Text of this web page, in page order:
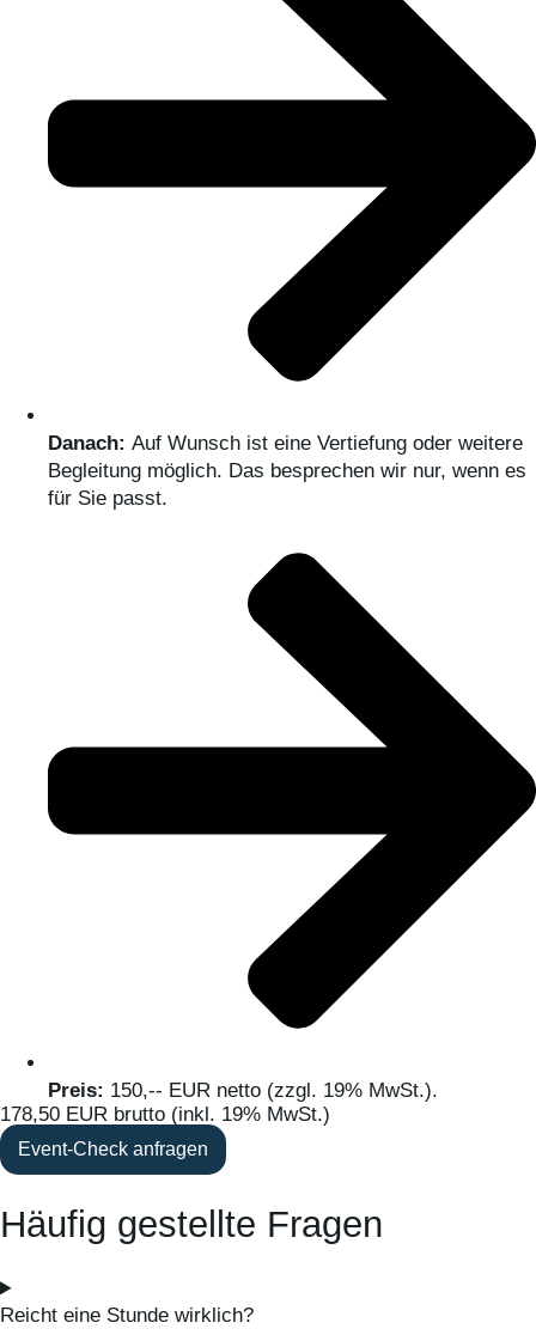
Danach: Auf Wunsch ist eine Vertiefung oder weitere
Begleitung möglich. Das besprechen wir nur, wenn es
für Sie passt.
Preis: 150,-- EUR netto (zzgl. 19% MwSt.).
178,50 EUR brutto (inkl. 19% MwSt.)
Event-Check anfragen
Häufig gestellte Fragen
Reicht eine Stunde wirklich?